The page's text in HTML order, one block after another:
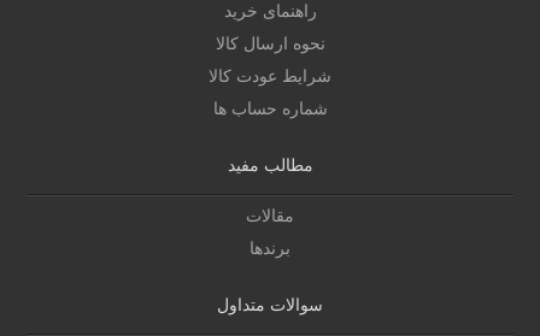
راهنمای خرید
نحوه ارسال کالا
شرایط عودت کالا
شماره حساب ها
مطالب مفید
مقالات
برندها
سوالات متداول